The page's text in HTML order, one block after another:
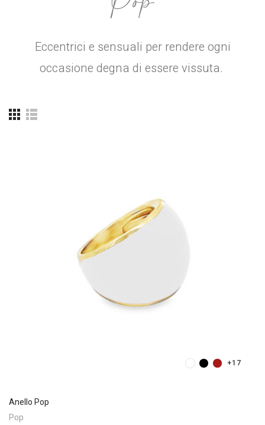
Eccentrici e sensuali per rendere ogni
occasione degna di essere vissuta.
+17
Anello Pop
Pop